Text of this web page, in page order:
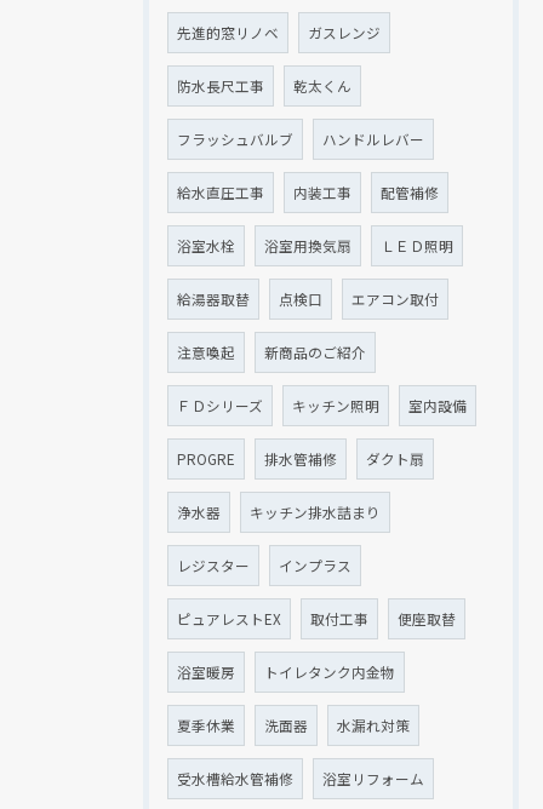
先進的窓リノベ ガスレンジ
防水長尺工事 乾太くん
フラッシュバルブ ハンドルレバー
給水直圧工事 内装工事 配管補修
浴室水栓 浴室用換気扇 ＬＥＤ照明
給湯器取替 点検口 エアコン取付
注意喚起 新商品のご紹介
ＦＤシリーズ キッチン照明 室内設備
PROGRE 排水管補修 ダクト扇
浄水器 キッチン排水詰まり
レジスター インプラス
ピュアレストEX 取付工事 便座取替
浴室暖房 トイレタンク内金物
夏季休業 洗面器 水漏れ対策
受水槽給水管補修 浴室リフォーム